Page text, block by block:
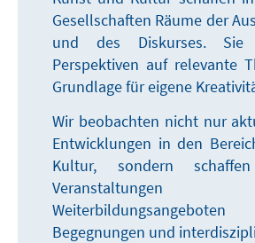
Gesellschaften Räume der
und des Diskurses. Sie
Perspektiven auf relevante
Grundlage für eigene
Wir beobachten nicht nur
Entwicklungen in den
Kultur, sondern
Begegnungen und